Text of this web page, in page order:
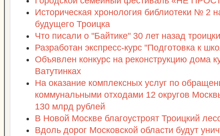
Историческая хронология библиотеки № 2
будущего Троицка
Что писали о "Байтике" 30 лет назад
Разработан экспресс-курс "Подготовка к
Объявлен конкурс на реконструкцию дома
Ватутинках
На оказание комплексных услуг по
коммунальными отходами 12 округов
130 млрд рублей
В Новой Москве благоустроят Троицкий
Вдоль дорог Московской области будут